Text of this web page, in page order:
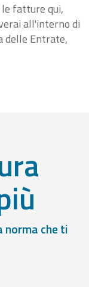
fatture qui,
all'interno di
delle Entrate,
norma che ti